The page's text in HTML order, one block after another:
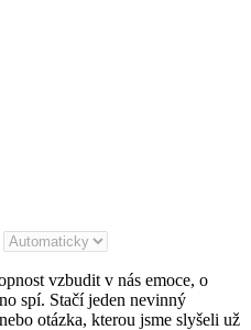
vzbudit v nás emoce, o
spí. Stačí jeden nevinný
otázka, kterou jsme slyšeli už